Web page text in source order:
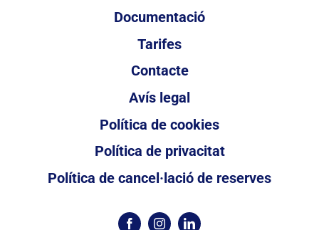
Documentació
Tarifes
Contacte
Avís legal
Política de cookies
Política de privacitat
Política de cancel·lació de reserves